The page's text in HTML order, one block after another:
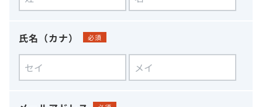
氏名（カナ） 必須